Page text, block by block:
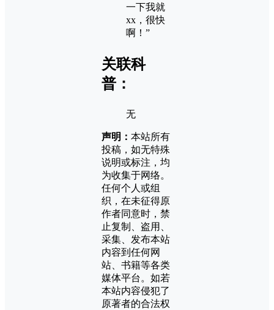
一下我就
xx，很快
啊！”
关联科
普：
无
声明： 本站所有
投稿，如无特殊
说明或标注，均
为收集于网络。
任何个人或组
织，在未征得原
作者同意时，禁
止复制、盗用、
采集、发布本站
内容到任何网
站、书籍等各类
媒体平台。如若
本站内容侵犯了
原著者的合法权